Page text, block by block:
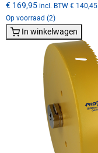
€ 169,95 incl. BTW € 140,45
Op voorraad (2)
In winkelwagen